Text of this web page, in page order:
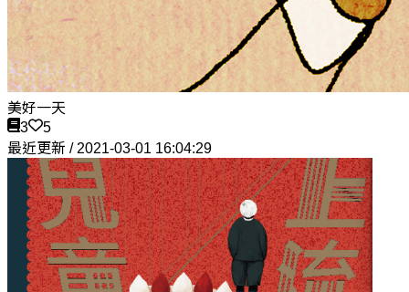
美好一天
3
5
最近更新 / 2021-03-01 16:04:29